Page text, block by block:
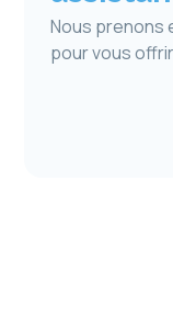
Nous prenons
pour vous